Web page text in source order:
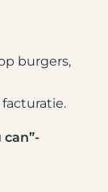
burgers,